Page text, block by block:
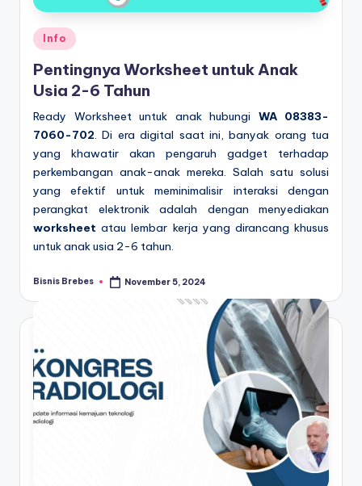
Posted
in
Info
Pentingnya Worksheet untuk Anak
Usia 2-6 Tahun
Ready Worksheet untuk anak hubungi WA 08383-
7060-702. Di era digital saat ini, banyak orang tua
yang khawatir akan pengaruh gadget terhadap
perkembangan anak-anak mereka. Salah satu solusi
yang efektif untuk meminimalisir interaksi dengan
perangkat elektronik adalah dengan menyediakan
worksheet atau lembar kerja yang dirancang khusus
untuk anak usia 2-6 tahun.
Posted
Bisnis Brebes November 5, 2024